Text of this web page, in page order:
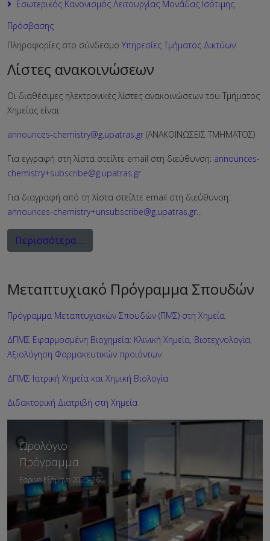
Εσωτερικός Κανονισμός Λειτουργίας Μονάδας Ισότιμης
Πρόσβασης
Πληροφορίες στο σύνδεσμο Υπηρεσίες Τμήματος Δικτύων
Λίστες ανακοινώσεων
Οι διαθέσιμες ηλεκτρονικές λίστες ανακοινώσεων του Τμήματος
Χημείας είναι:
announces-chemistry@g.upatras.gr (ΑΝΑΚΟΙΝΩΣΕΙΣ ΤΜΗΜΑΤΟΣ)
Για εγγραφή στη λίστα στείλτε email στη διεύθυνση: announces-
chemistry+subscribe@g.upatras.gr
Για διαγραφή από τη λίστα στείλτε email στη διεύθυνση:
announces-chemistry+unsubscribe@g.upatras.gr...
Περισσότερα …
Μεταπτυχιακό Πρόγραμμα Σπουδών
Πρόγραμμα Μεταπτυχιακών Σπουδών (ΠΜΣ) στη Χημεία
ΔΠΜΣ Εφαρμοσμένη Βιοχημεία: Κλινική Χημεία, Βιοτεχνολογία,
Αξιολόγηση Φαρμακευτικών προϊόντων
ΔΠΜΣ Ιατρική Χημεία και Χημική Βιολογία
Διδακτορική Διατριβή στη Χημεία
Ωρολόγιο
Πρόγραμμα
Εαρινό Εξάμηνο 2025-26